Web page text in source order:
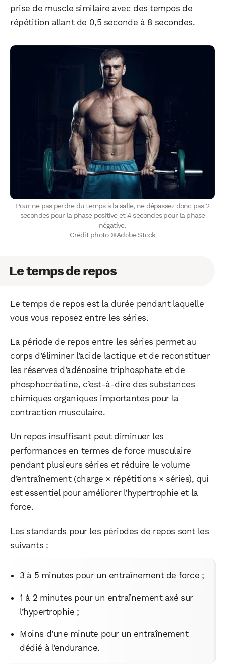
prise de muscle similaire avec des tempos de
répétition allant de 0,5 seconde à 8 secondes.
Pour ne pas perdre du temps à la salle, ne dépassez donc pas 2
secondes pour la phase positive et 4 secondes pour la phase
négative.
Crédit photo © Adobe Stock
Le temps de repos
Le temps de repos est la durée pendant laquelle
vous vous reposez entre les séries.
La période de repos entre les séries permet au
corps d’éliminer l’acide lactique et de reconstituer
les réserves d’adénosine triphosphate et de
phosphocréatine, c’est-à-dire des substances
chimiques organiques importantes pour la
contraction musculaire.
Un repos insuffisant peut diminuer les
performances en termes de force musculaire
pendant plusieurs séries et réduire le volume
d’entraînement (charge × répétitions × séries), qui
est essentiel pour améliorer l’hypertrophie et la
force.
Les standards pour les périodes de repos sont les
suivants :
3 à 5 minutes pour un entraînement de force ;
1 à 2 minutes pour un entraînement axé sur
l’hypertrophie ;
Moins d’une minute pour un entraînement
dédié à l’endurance.